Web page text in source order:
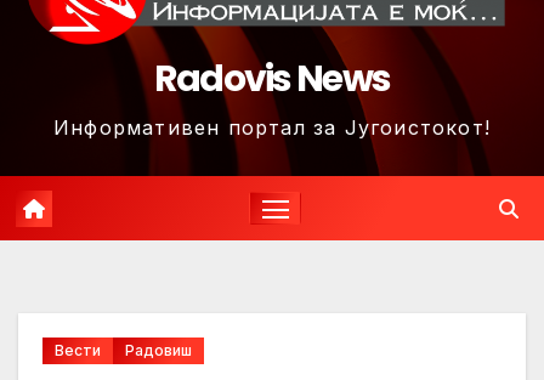
Radovis News
Информативен портал за Југоистокот!
Вести Радовиш